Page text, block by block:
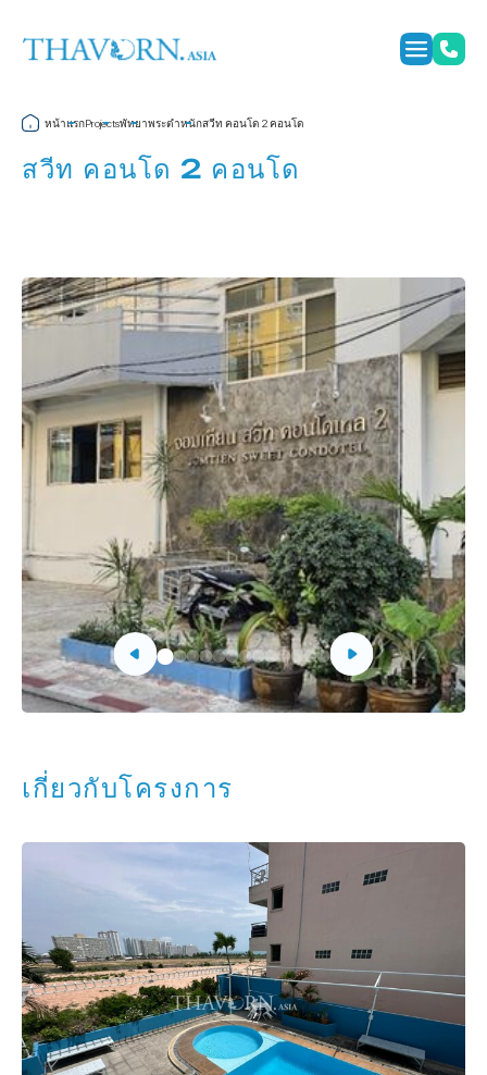
หน้าแรกProjectsพัทยาพระตำหนักสวีท คอนโด 2 คอนโด
สวีท คอนโด 2 คอนโด
เกี่ยวกับโครงการ